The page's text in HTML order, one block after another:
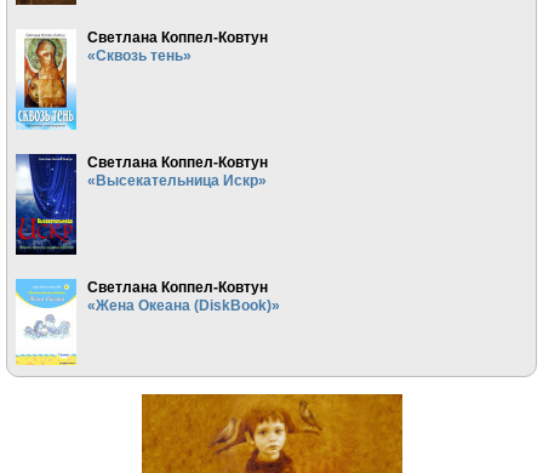
Светлана Коппел-Ковтун
«Сквозь тень»
Светлана Коппел-Ковтун
«Высекательница Искр»
Светлана Коппел-Ковтун
«Жена Океана (DiskBook)»